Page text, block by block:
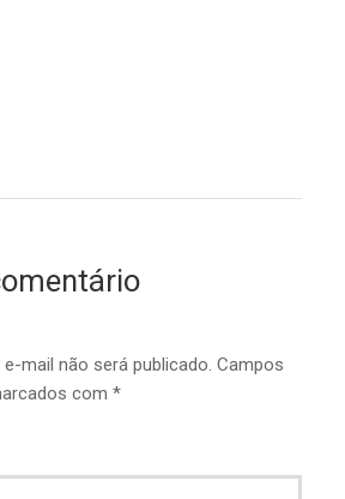
mail não será publicado. Campos
com *